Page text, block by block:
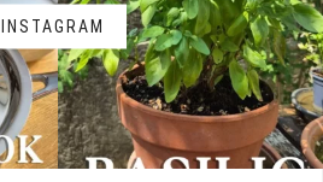
INSTAGRAM